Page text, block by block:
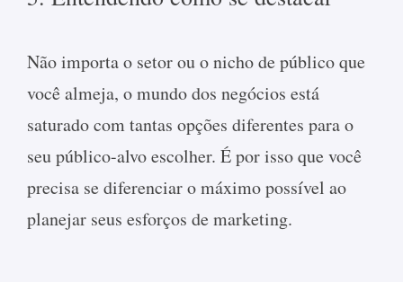
Não importa o setor ou o nicho de público que
você almeja, o mundo dos negócios está
saturado com tantas opções diferentes para o
seu público-alvo escolher. É por isso que você
precisa se diferenciar o máximo possível ao
planejar seus esforços de marketing.